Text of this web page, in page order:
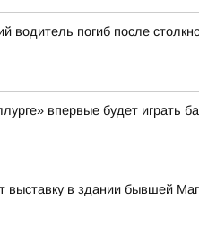
водитель погиб после
впервые будет играть
в здании бывшей